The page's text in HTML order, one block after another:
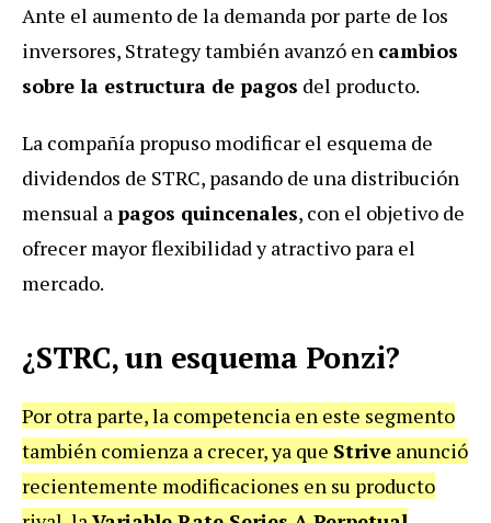
Ante el aumento de la demanda por parte de los
inversores, Strategy también avanzó en cambios
sobre la estructura de pagos del producto.
La compañía propuso modificar el esquema de
dividendos de STRC, pasando de una distribución
mensual apagos quincenales, con el objetivo de
ofrecer mayor flexibilidad y atractivo para el
mercado.
¿STRC, un esquema Ponzi?
Por otra parte, la competencia en este segmento
también comienza a crecer, ya que Strive anunció
recientemente modificaciones en su producto